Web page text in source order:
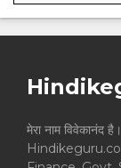
मेरा नाम विवेकानंद